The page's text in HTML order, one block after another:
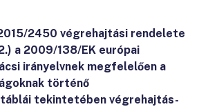
2450 végrehajtási rendelete
a 2009/138/EK európai
irányelvnek megfelelően a
történő
tekintetében végrehajtás-